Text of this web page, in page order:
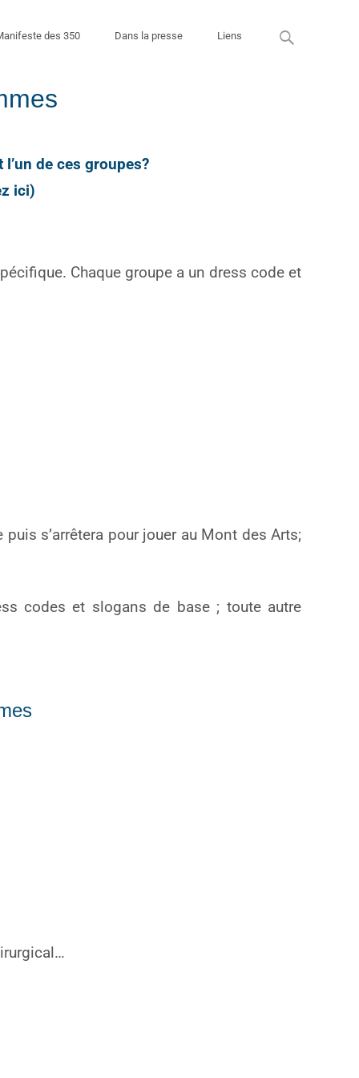
des 350 Dans la presse Liens
Search
for:
l’un de ces groupes?
ici)
Chaque groupe a un dress code et
s’arrêtera pour jouer au Mont des Arts;
codes et slogans de base ; toute autre